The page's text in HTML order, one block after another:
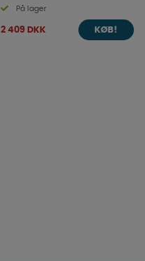
På lager
2 409 DKK KØB!